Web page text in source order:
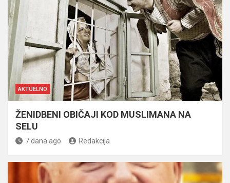
AKTUELNO
ŽENIDBENI OBIČAJI KOD MUSLIMANA NA
SELU
7 dana ago Redakcija